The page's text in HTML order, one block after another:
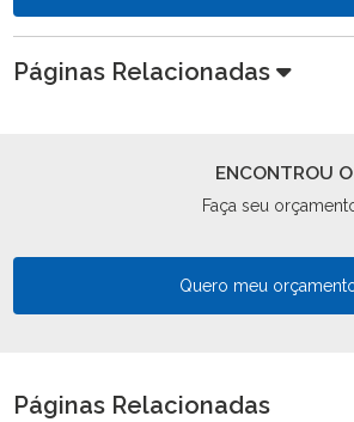
Páginas Relacionadas
ENCONTROU
Faça seu
Quero meu
Páginas Relacionadas